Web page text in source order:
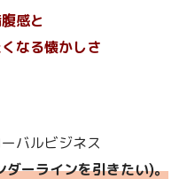
感と
なる懐かしさ
バルビジネス
ダーラインを引きたい)。